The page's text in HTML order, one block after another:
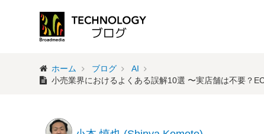
ホーム ブログ
AI
小売業界におけるよくある誤解10選 〜実店舗は不要？